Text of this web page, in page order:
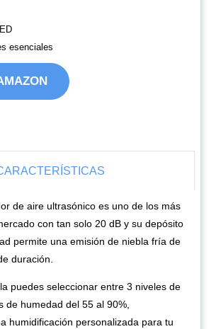
esenciales
de aire ultrasónico es uno de los más
con tan solo 20 dB y su depósito
permite una emisión de niebla fría de
duración.
puedes seleccionar entre 3 niveles de
de humedad del 55 al 90%,
humidificación personalizada para tu